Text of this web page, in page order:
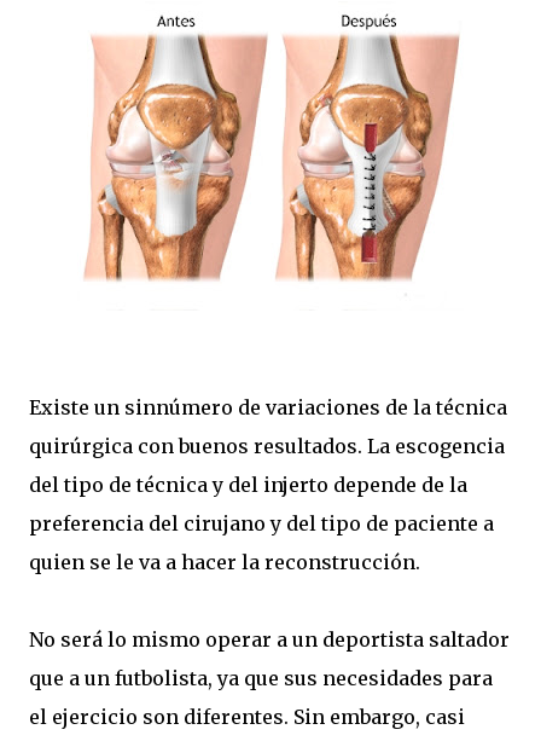
Existe un sinnúmero de variaciones de la técnica
quirúrgica con buenos resultados. La escogencia
del tipo de técnica y del injerto depende de la
preferencia del cirujano y del tipo de paciente a
quien se le va a hacer la reconstrucción.
No será lo mismo operar a un deportista saltador
que a un futbolista, ya que sus necesidades para
el ejercicio son diferentes. Sin embargo, casi